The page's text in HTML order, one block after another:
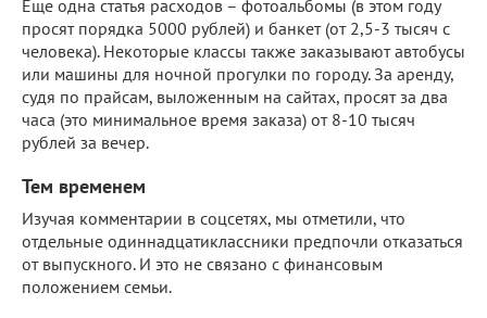
Еще одна статья расходов – фотоальбомы (в этом году
просят порядка 5000 рублей) и банкет (от 2,5-3 тысяч с
человека). Некоторые классы также заказывают автобусы
или машины для ночной прогулки по городу. За аренду,
судя по прайсам, выложенным на сайтах, просят за два
часа (это минимальное время заказа) от 8-10 тысяч
рублей за вечер.
Тем временем
Изучая комментарии в соцсетях, мы отметили, что
отдельные одиннадцатиклассники предпочли отказаться
от выпускного. И это не связано с финансовым
положением семьи.